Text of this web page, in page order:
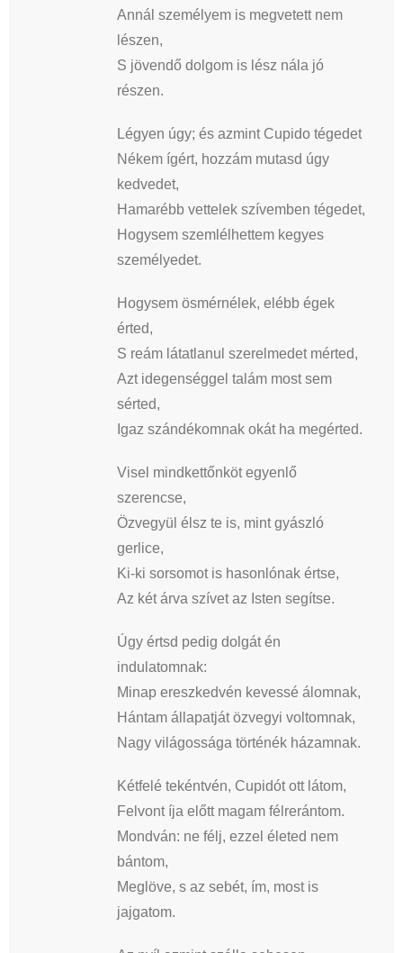
Annál személyem is megvetett nem
lészen,
S jövendő dolgom is lész nála jó
részen.
Légyen úgy; és azmint Cupido tégedet
Nékem ígért, hozzám mutasd úgy
kedvedet,
Hamarébb vettelek szívemben tégedet,
Hogysem szemlélhettem kegyes
személyedet.
Hogysem ösmérnélek, elébb égek
érted,
S reám látatlanul szerelmedet mérted,
Azt idegenséggel talám most sem
sérted,
Igaz szándékomnak okát ha megérted.
Visel mindkettőnköt egyenlő
szerencse,
Özvegyül élsz te is, mint gyászló
gerlice,
Ki-ki sorsomot is hasonlónak értse,
Az két árva szívet az Isten segítse.
Úgy értsd pedig dolgát én
indulatomnak:
Minap ereszkedvén kevessé álomnak,
Hántam állapatját özvegyi voltomnak,
Nagy világossága történék házamnak.
Kétfelé tekéntvén, Cupidót ott látom,
Felvont íja előtt magam félrerántom.
Mondván: ne félj, ezzel életed nem
bántom,
Meglöve, s az sebét, ím, most is
jajgatom.